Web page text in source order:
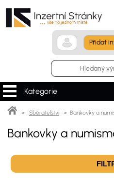
Přidat
Kategorie
> Sběratelství > Bankovky a
Bankovky a